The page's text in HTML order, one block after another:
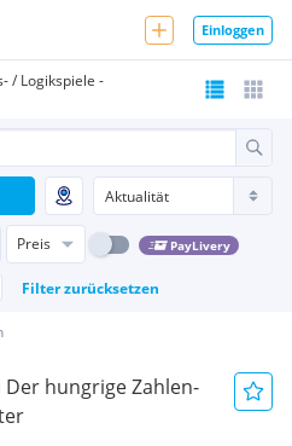
Einloggen
/ Logikspiele -
Preis PayLivery
Filter zurücksetzen
hungrige Zahlen-